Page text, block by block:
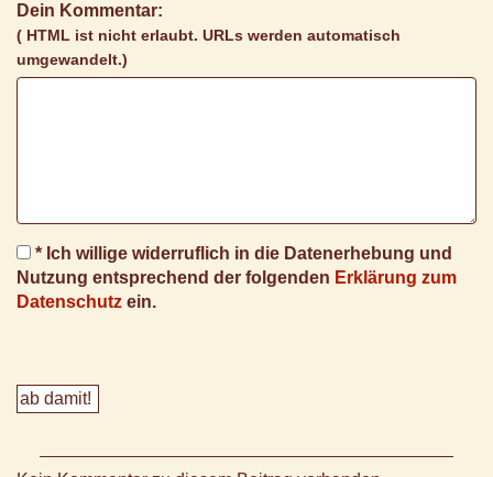
Dein Kommentar:
( HTML ist nicht erlaubt. URLs werden automatisch
umgewandelt.)
* Ich willige widerruflich in die Datenerhebung und
Nutzung entsprechend der folgenden Erklärung zum
Datenschutz ein.